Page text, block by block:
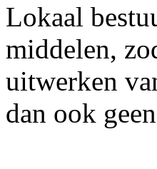
Lokaal
middelen,
uitwerken
dan ook